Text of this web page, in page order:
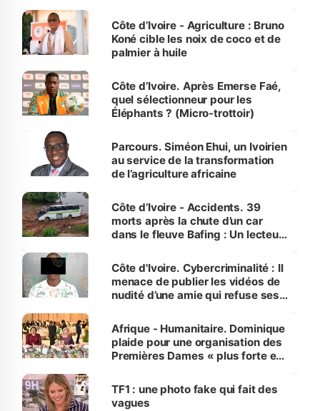
Côte d’Ivoire - Agriculture : Bruno
Koné cible les noix de coco et de
palmier à huile
Côte d’Ivoire. Après Emerse Faé,
quel sélectionneur pour les
Éléphants ? (Micro-trottoir)
Parcours. Siméon Ehui, un Ivoirien
au service de la transformation
de l’agriculture africaine
Côte d’Ivoire - Accidents. 39
morts après la chute d’un car
dans le fleuve Bafing : Un lecteur
des Transports
Côte d'Ivoire. Cybercriminalité : Il
menace de publier les vidéos de
nudité d’une amie qui refuse ses
Afrique - Humanitaire. Dominique
plaide pour une organisation des
Premières Dames « plus forte et
sur la scène internationale »
TF1 : une photo fake qui fait des
vagues